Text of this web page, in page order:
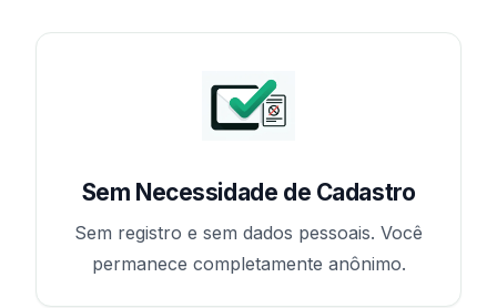
Sem Necessidade de Cadastro
Sem registro e sem dados pessoais. Você
permanece completamente anônimo.